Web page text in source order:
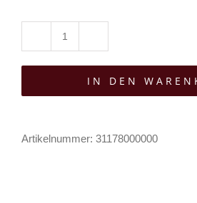
Attic
Sonnenbrille
IN DEN
Artikelnummer: 31178000000